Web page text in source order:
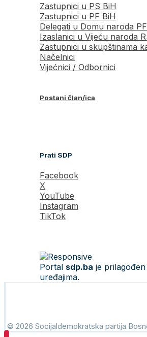
Zastupnici u PS BiH
Zastupnici u PF BiH
Delegati u Domu naroda
Izaslanici u Vijeću naroda
Zastupnici u skupštinama
Načelnici
Vijećnici / Odbornici
Postani član/ica
Prati SDP
Facebook
X
YouTube
Instagram
TikTok
Portal sdp.ba je
uređajima.
© 2026 Socijaldemokratska partija